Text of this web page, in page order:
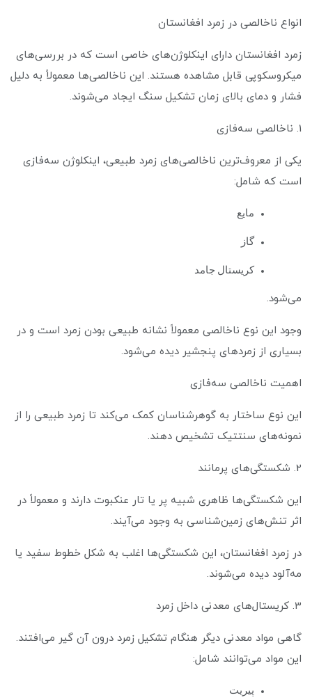
انواع ناخالصی در زمرد افغانستان
زمرد افغانستان دارای اینکلوژن‌های خاصی است که در بررسی‌های
میکروسکوپی قابل مشاهده هستند. این ناخالصی‌ها معمولاً به دلیل
فشار و دمای بالای زمان تشکیل سنگ ایجاد می‌شوند.
1. ناخالصی سه‌فازی
یکی از معروف‌ترین ناخالصی‌های زمرد طبیعی، اینکلوژن سه‌فازی
است که شامل:
مایع
گاز
کریستال جامد
می‌شود.
وجود این نوع ناخالصی معمولاً نشانه طبیعی بودن زمرد است و در
بسیاری از زمردهای پنجشیر دیده می‌شود.
اهمیت ناخالصی سه‌فازی
این نوع ساختار به گوهرشناسان کمک می‌کند تا زمرد طبیعی را از
نمونه‌های سنتتیک تشخیص دهند.
2. شکستگی‌های پرمانند
این شکستگی‌ها ظاهری شبیه پر یا تار عنکبوت دارند و معمولاً در
اثر تنش‌های زمین‌شناسی به وجود می‌آیند.
در زمرد افغانستان، این شکستگی‌ها اغلب به شکل خطوط سفید یا
مه‌آلود دیده می‌شوند.
3. کریستال‌های معدنی داخل زمرد
گاهی مواد معدنی دیگر هنگام تشکیل زمرد درون آن گیر می‌افتند.
این مواد می‌توانند شامل:
پیریت